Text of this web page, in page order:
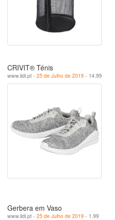
CRIVIT® Ténis
www.lidl.pt - 25 de Julho de 2019 - 14.99
Gerbera em Vaso
www.lidl.pt - 25 de Julho de 2019 - 1.99